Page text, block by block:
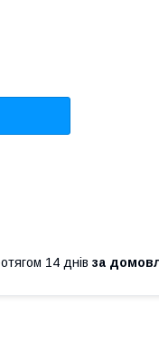
14 днів за